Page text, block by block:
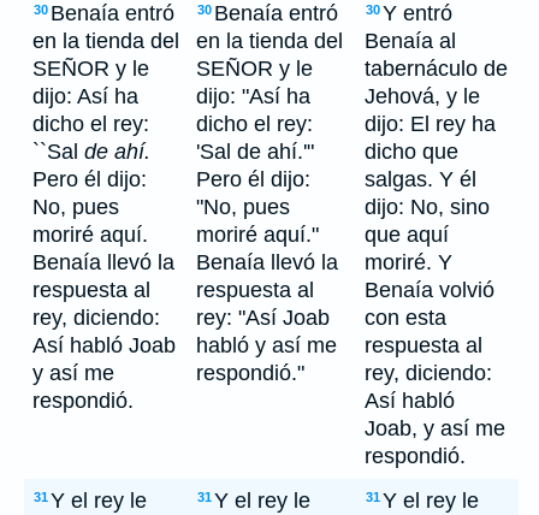
30 Benaía entró
en la tienda del
SEÑOR y le
dijo: Así ha
dicho el rey:
``Sal de ahí.
Pero él dijo:
No, pues
moriré aquí.
Benaía llevó la
respuesta al
rey, diciendo:
Así habló Joab
y así me
respondió.
30 Benaía entró
en la tienda del
SEÑOR y le
dijo: "Así ha
dicho el rey:
'Sal de ahí.'"
Pero él dijo:
"No, pues
moriré aquí."
Benaía llevó la
respuesta al
rey: "Así Joab
habló y así me
respondió."
30Y entró
Benaía al
tabernáculo de
Jehová, y le
dijo: El rey ha
dicho que
salgas. Y él
dijo: No, sino
que aquí
moriré. Y
Benaía volvió
con esta
respuesta al
rey, diciendo:
Así habló
Joab, y así me
respondió.
31Y el rey le
31Y el rey le
31Y el rey le